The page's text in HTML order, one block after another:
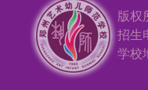
版
招生
学校